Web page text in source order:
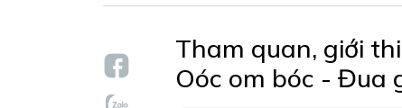
Tham quan, giới
Oóc om bóc - Đua